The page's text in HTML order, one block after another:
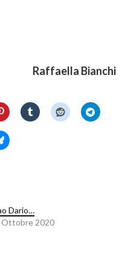
Raffaella Bianchi
Dario…
Ottobre 2020